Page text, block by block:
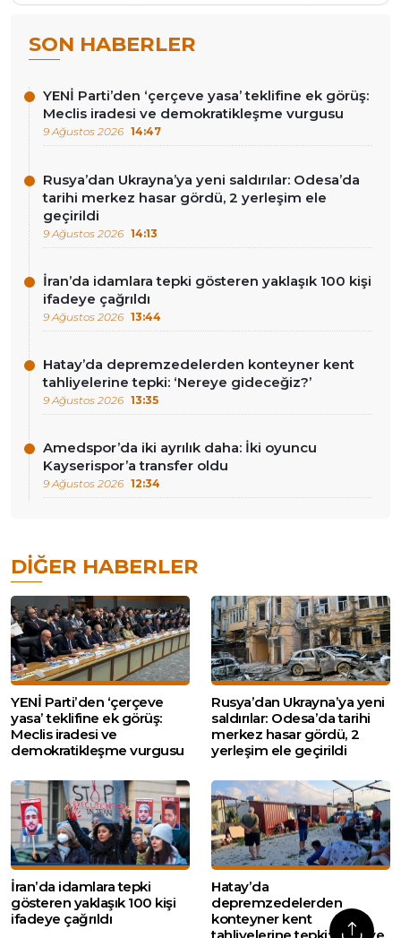
SON HABERLER
YENİ Parti’den ‘çerçeve yasa’ teklifine ek görüş:
Meclis iradesi ve demokratikleşme vurgusu
9 Ağustos 2026 14:47
Rusya’dan Ukrayna’ya yeni saldırılar: Odesa’da
tarihi merkez hasar gördü, 2 yerleşim ele
geçirildi
9 Ağustos 2026 14:13
İran’da idamlara tepki gösteren yaklaşık 100 kişi
ifadeye çağrıldı
9 Ağustos 2026 13:44
Hatay’da depremzedelerden konteyner kent
tahliyelerine tepki: ‘Nereye gideceğiz?’
9 Ağustos 2026 13:35
Amedspor’da iki ayrılık daha: İki oyuncu
Kayserispor’a transfer oldu
9 Ağustos 2026 12:34
DIĞER HABERLER
YENİ Parti’den ‘çerçeve
yasa’ teklifine ek görüş:
Meclis iradesi ve
demokratikleşme vurgusu
Rusya’dan Ukrayna’ya yeni
saldırılar: Odesa’da tarihi
merkez hasar gördü, 2
yerleşim ele geçirildi
İran’da idamlara tepki
gösteren yaklaşık 100 kişi
ifadeye çağrıldı
Hatay’da
depremzedelerden
konteyner kent